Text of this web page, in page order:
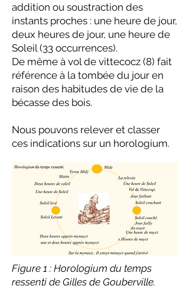
addition ou soustraction des
instants proches : une heure de jour,
deux heures de jour, une heure de
Soleil (33 occurrences).
De même à vol de vittecocz (8) fait
référence à la tombée du jour en
raison des habitudes de vie de la
bécasse des bois.
Nous pouvons relever et classer
ces indications sur un horologium.
Figure 1 : Horologium du temps
ressenti de Gilles de Gouberville.